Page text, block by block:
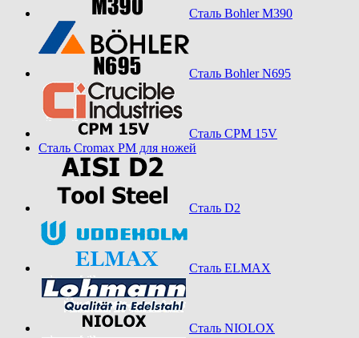
Сталь Bohler M390
Сталь Bohler N695
Сталь CPM 15V
Сталь Cromax PM для ножей
Сталь D2
Сталь ELMAX
Сталь NIOLOX